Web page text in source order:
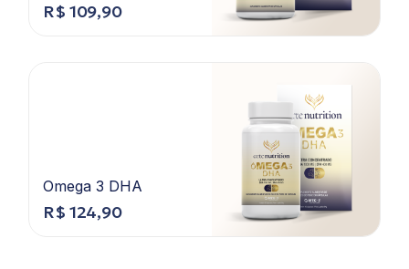
R$ 109,90
Omega 3 DHA
R$ 124,90